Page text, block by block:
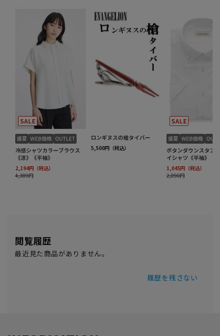
閲覧履歴
最近見た商品がありません。
履歴を残さない